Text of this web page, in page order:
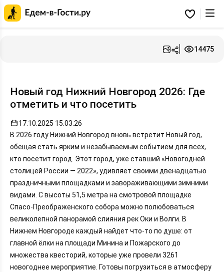
Избранное
14475
Новый год Нижний Новгород 2026: Где
отметить и что посетить
17.10.2025 15:03:26
В 2026 году Нижний Новгород вновь встретит Новый год,
обещая стать ярким и незабываемым событием для всех,
кто посетит город. Этот город, уже ставший «Новогодней
столицей России — 2022», удивляет своими двенадцатью
праздничными площадками и завораживающими зимними
видами. С высоты 51,5 метра на смотровой площадке
Спасо-Преображенского собора можно полюбоваться
великолепной панорамой слияния рек Оки и Волги. В
Нижнем Новгороде каждый найдет что-то по душе: от
главной ёлки на площади Минина и Пожарского до
множества квесторий, которые уже провели 3261
новогоднее мероприятие. Готовы погрузиться в атмосферу